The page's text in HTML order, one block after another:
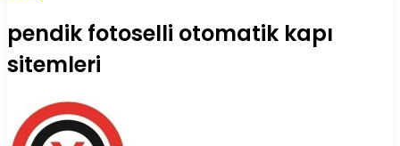
pendik fotoselli otomatik kapı
sitemleri